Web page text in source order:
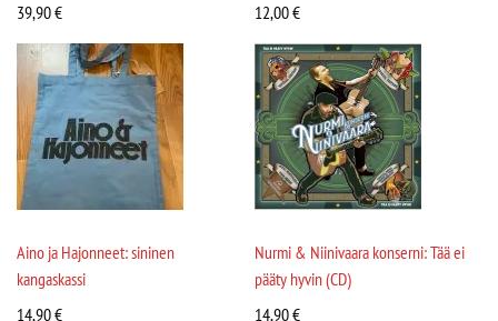
39,90€
12,00€
Aino ja Hajonneet: sininen
kangaskassi
14,90€
Nurmi & Niinivaara konserni: Tää ei
pääty hyvin (CD)
14,90€